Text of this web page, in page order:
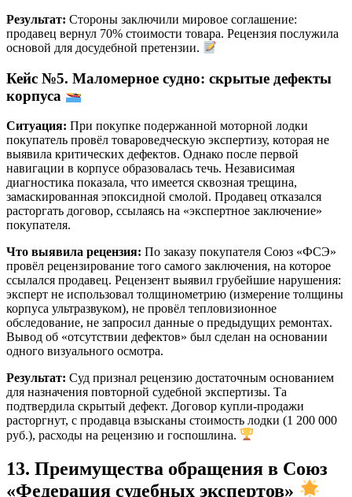
Результат: Стороны заключили мировое соглашение:
продавец вернул 70% стоимости товара. Рецензия послужила
основой для досудебной претензии.
Кейс №5. Маломерное судно: скрытые дефекты
корпуса
Ситуация: При покупке подержанной моторной лодки
покупатель провёл товароведческую экспертизу, которая не
выявила критических дефектов. Однако после первой
навигации в корпусе образовалась течь. Независимая
диагностика показала, что имеется сквозная трещина,
замаскированная эпоксидной смолой. Продавец отказался
расторгать договор, ссылаясь на «экспертное заключение»
покупателя.
Что выявила рецензия: По заказу покупателя Союз «ФСЭ»
провёл рецензирование того самого заключения, на которое
ссылался продавец. Рецензент выявил грубейшие нарушения:
эксперт не использовал толщинометрию (измерение толщины
корпуса ультразвуком), не провёл тепловизионное
обследование, не запросил данные о предыдущих ремонтах.
Вывод об «отсутствии дефектов» был сделан на основании
одного визуального осмотра.
Результат: Суд признал рецензию достаточным основанием
для назначения повторной судебной экспертизы. Та
подтвердила скрытый дефект. Договор купли-продажи
расторгнут, с продавца взысканы стоимость лодки (1 200 000
руб.), расходы на рецензию и госпошлина.
13. Преимущества обращения в Союз
«Федерация судебных экспертов»